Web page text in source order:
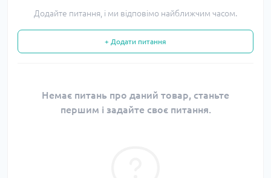
Додайте питання, і ми відповімо найближчим часом.
+ Додати питання
Немає питань про даний товар, станьте
першим і задайте своє питання.